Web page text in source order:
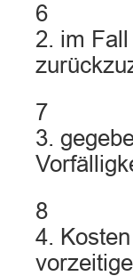
6
2. im
7
3.
8
4.